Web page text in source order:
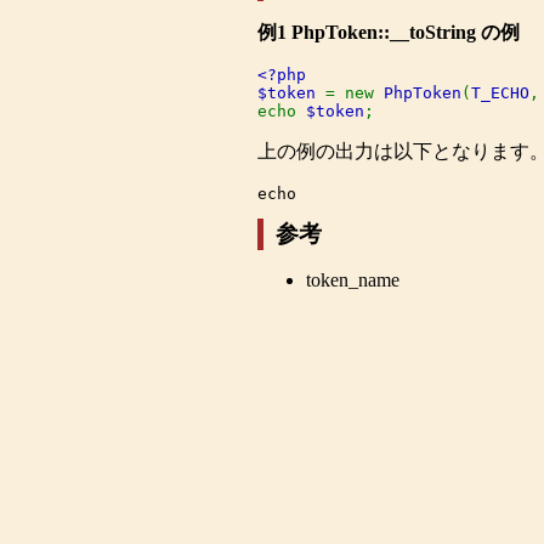
例1 PhpToken::__toString の例
<?php
$token = new PhpToken ( T_ECHO ,
echo $token ;
上の例の出力は以下となります。
参考
token_name